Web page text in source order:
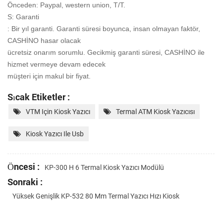
Önceden: Paypal, western union, T/T.
S: Garanti
: Bir yıl garanti. Garanti süresi boyunca, insan olmayan faktör,
CASHİNO hasar olacak
ücretsiz onarım sorumlu. Gecikmiş garanti süresi, CASHİNO ile
hizmet vermeye devam edecek
müşteri için makul bir fiyat.
Sıcak Etiketler :
VTM Için Kiosk Yazıcı Termal ATM Kiosk Yazıcısı
Kiosk Yazıcı Ile Usb
Öncesi : KP-300 H 6 Termal Kiosk Yazıcı Modülü
Sonraki :
Yüksek Genişlik KP-532 80 Mm Termal Yazıcı Hızı Kiosk